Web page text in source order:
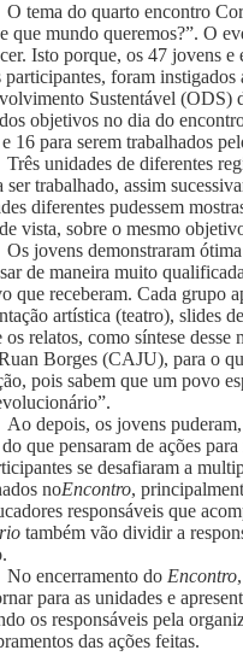
O tema do quarto encontro
que mundo queremos?”. O
Isto porque, os 47 jovens e
participantes, foram
Sustentável (ODS)
objetivos no dia do
16 para serem trabalhados
Três unidades de diferentes
ser trabalhado, assim
diferentes pudessem
vista, sobre o mesmo
Os jovens demonstraram
de maneira muito
que receberam. Cada grupo
artística (teatro), slides de
os relatos, como síntese
Borges (CAJU), para o
pois sabem que um povo
Ao depois, os jovens
que pensaram de ações
se desafiaram a
noEncontro,
responsáveis que
também vão dividir a
No encerramento do Encontro
para as unidades e
os responsáveis pela
das ações feitas.